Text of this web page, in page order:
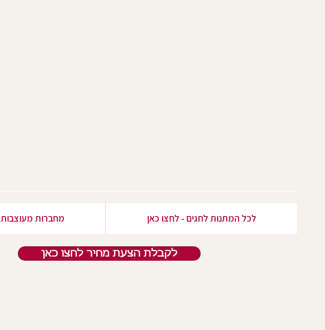
לכל המתנות לחגים - לחצו כאן מחברות מעוצבות
לקבלת הצעת מחיר לחצו כאן